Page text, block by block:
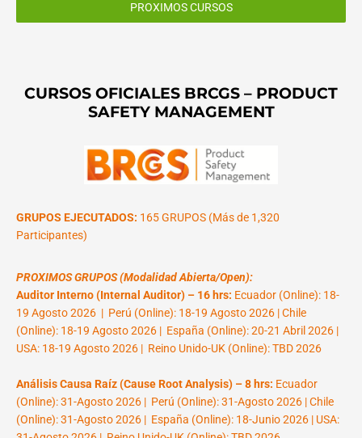
PROXIMOS CURSOS
CURSOS OFICIALES BRCGS – PRODUCT
SAFETY MANAGEMENT
GRUPOS EJECUTADOS: 165 GRUPOS (Más de 1,320
Participantes)
PROXIMOS GRUPOS (Modalidad Abierta/Open):
Auditor Interno (Internal Auditor) – 16 hrs: Ecuador (Online): 18-
19 Agosto 2026 | Perú (Online): 18-19 Agosto 2026 | Chile
(Online): 18-19 Agosto 2026 | España (Online): 20-21 Abril 2026 |
USA: 18-19 Agosto 2026 | Reino Unido-UK (Online): TBD 2026
Análisis Causa Raíz (Cause Root Analysis) – 8 hrs: Ecuador
(Online): 31-Agosto 2026 | Perú (Online): 31-Agosto 2026 | Chile
(Online): 31-Agosto 2026 | España (Online): 18-Junio 2026 | USA: